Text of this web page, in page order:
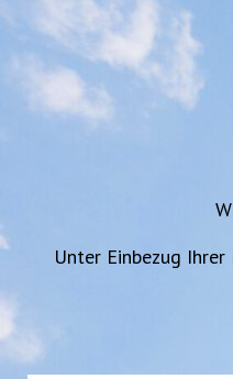
Unter Einbezug